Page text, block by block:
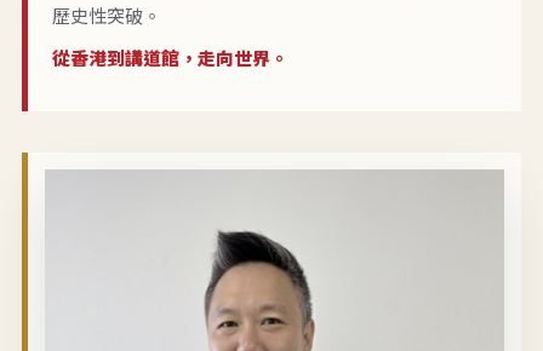
歷史性突破。
從香港到講道館，走向世界。